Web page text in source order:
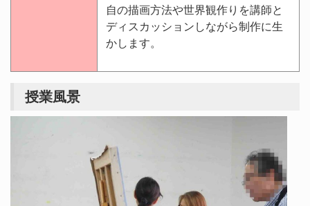
自の描画方法や世界観作りを講師と
ディスカッションしながら制作に生
かします。
授業風景